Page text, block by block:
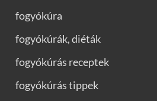
fogyókúra
fogyókúrák, diéták
fogyókúrás receptek
fogyókúrás tippek